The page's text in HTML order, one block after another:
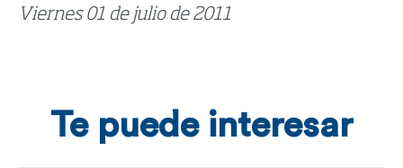
Viernes 01 de julio de 2011
Te puede interesar